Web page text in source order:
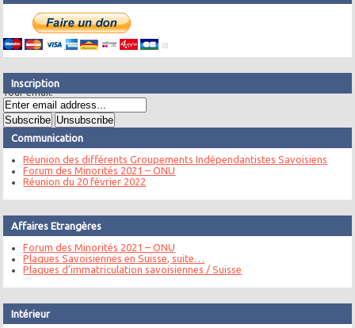
Inscription
Your email:
Communication
Réunion des différents Groupements Indépendantistes Savoisiens
Forum des Minorités 2021 – ONU
Réunion du 20 février 2022
Affaires Etrangères
Forum des Minorités 2021 – ONU
Plaques Savoisiennes en Suisse, suite…
Plaques d’immatriculation savoisiennes / Suisse
Intérieur